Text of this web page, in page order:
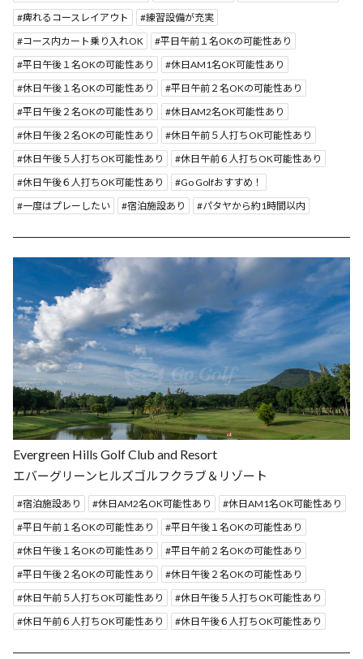
痺れるコースレイアウト
練習設備が充実
コース内カート乗り入れOK
平日午前１名OKの可能性あり
平日午後１名OKの可能性あり
休日AM1名OK可能性あり
休日午後１名OKの可能性あり
平日午前２名OKの可能性あり
平日午後２名OKの可能性あり
休日AM2名OK可能性あり
休日午後２名OKの可能性あり
休日午前５人打ちOK可能性あり
休日午後５人打ちOK可能性あり
休日午前６人打ちOK可能性あり
休日午後６人打ちOK可能性あり
Go Golfおすすめ！
一度はプレーしたい
宿泊施設あり パタヤから約1時間以内
Evergreen Hills Golf Club and Resort
エバーグリーンヒルズゴルフクラブ＆リゾート
宿泊施設あり 休日AM2名OK可能性あり
休日AM1名OK可能性あり
平日午前１名OKの可能性あり
平日午後１名OKの可能性あり
休日午後１名OKの可能性あり
平日午前２名OKの可能性あり
平日午後２名OKの可能性あり
休日午後２名OKの可能性あり
休日午前５人打ちOK可能性あり
休日午後５人打ちOK可能性あり
休日午前６人打ちOK可能性あり
休日午後６人打ちOK可能性あり